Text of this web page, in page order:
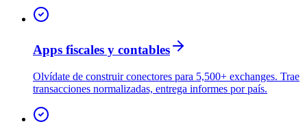
Apps fiscales y contables
Olvídate de construir conectores para 5,500+ exchanges. Trae
transacciones normalizadas, entrega informes por país.